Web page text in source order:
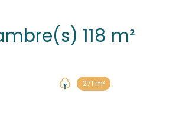
Maison 6 pièce(s) 5 chambre(s) 118 m²
271 m²